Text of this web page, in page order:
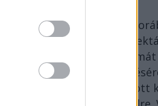
Ideje lecserélni a
szenvedéseire
megbékélés
együttélés
Európáért folytatott